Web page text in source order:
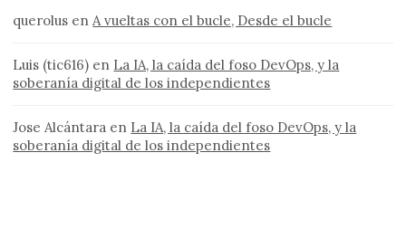
querolus en A vueltas con el bucle, Desde el bucle
Luis (tic616) en La IA, la caída del foso DevOps, y la
soberanía digital de los independientes
Jose Alcántara en La IA, la caída del foso DevOps, y la
soberanía digital de los independientes